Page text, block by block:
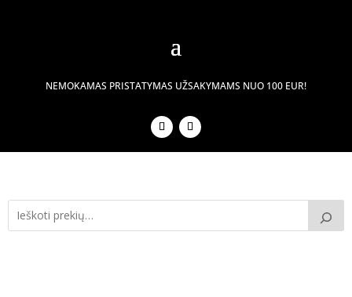
NEMOKAMAS PRISTATYMAS UŽSAKYMAMS NUO 100 EUR!